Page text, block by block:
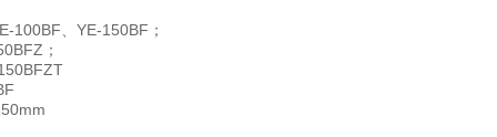
100BF、 YE-150BF ；
；